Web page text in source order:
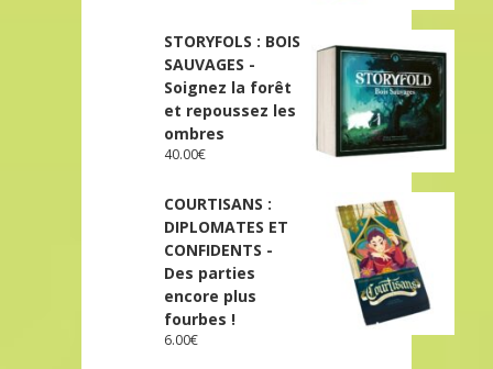
STORYFOLS : BOIS
SAUVAGES -
Soignez la forêt
et repoussez les
ombres
40.00€
COURTISANS :
DIPLOMATES ET
CONFIDENTS -
Des parties
encore plus
fourbes !
6.00€